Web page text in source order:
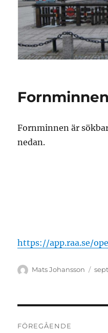
Fornminnen
Fornminnen är
https://app.raa.se/
Författare
Mats Johansson
FÖREGÅENDE